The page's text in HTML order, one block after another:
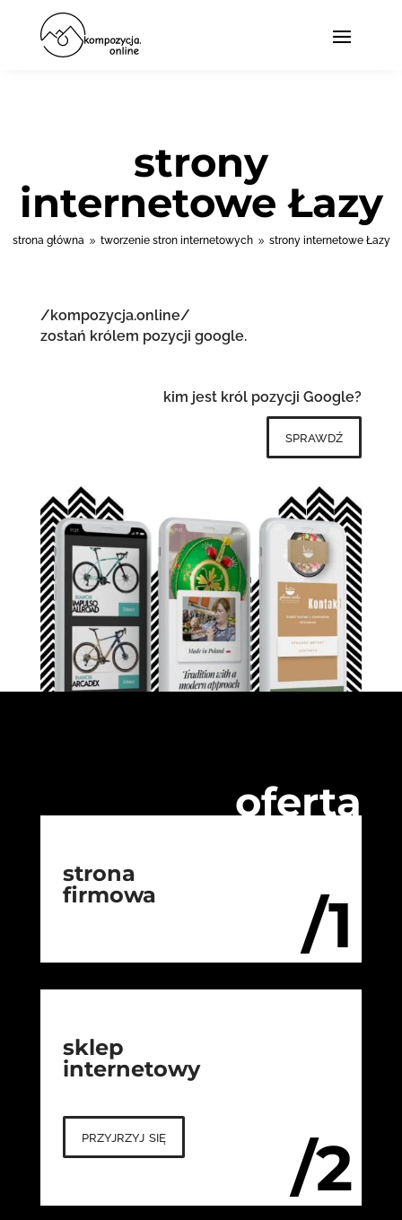
strony
internetowe Łazy
strona główna 9 tworzenie stron internetowych 9 strony internetowe Łazy
/kompozycja.online/
zostań królem pozycji google.
kim jest król pozycji Google?
sprawdź
oferta
/1
strona
firmowa
/2
sklep
internetowy
przyjrzyj się